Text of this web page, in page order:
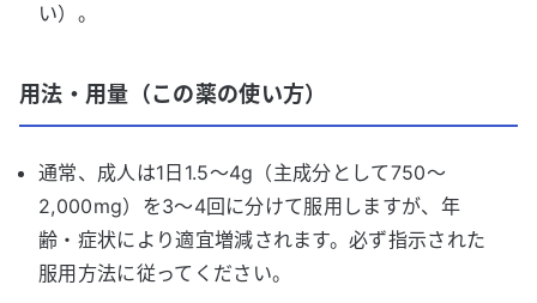
い）。
用法・用量（この薬の使い方）
通常、成人は1日1.5〜4g（主成分として750〜
2,000mg）を3〜4回に分けて服用しますが、年
齢・症状により適宜増減されます。必ず指示された
服用方法に従ってください。